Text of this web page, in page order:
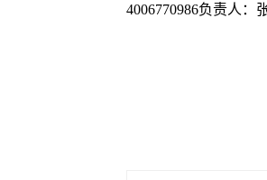
4006770986负责人：